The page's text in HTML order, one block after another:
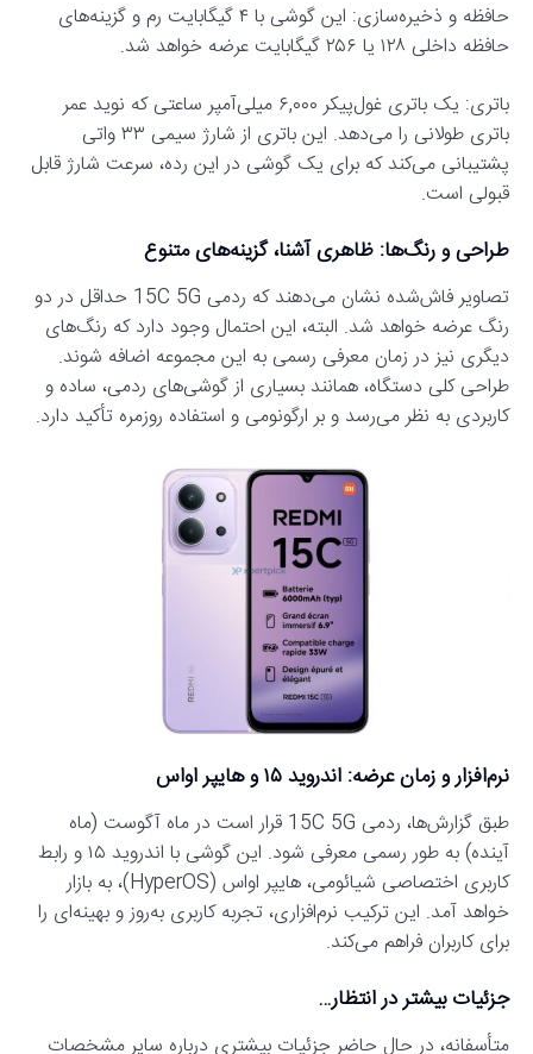
حافظه و ذخیره‌سازی: این گوشی با ۴ گیگابایت رم و گزینه‌های
حافظه داخلی ۱۲۸ یا ۲۵۶ گیگابایت عرضه خواهد شد.
باتری: یک باتری غول‌پیکر ۶,۰۰۰ میلی‌آمپر ساعتی که نوید عمر
باتری طولانی را می‌دهد. این باتری از شارژ سیمی ۳۳ واتی
پشتیبانی می‌کند که برای یک گوشی در این رده، سرعت شارژ قابل
قبولی است.
طراحی و رنگ‌ها: ظاهری آشنا، گزینه‌های متنوع
تصاویر فاش‌شده نشان می‌دهند که ردمی 15C 5G حداقل در دو
رنگ عرضه خواهد شد. البته، این احتمال وجود دارد که رنگ‌های
دیگری نیز در زمان معرفی رسمی به این مجموعه اضافه شوند.
طراحی کلی دستگاه، همانند بسیاری از گوشی‌های ردمی، ساده و
کاربردی به نظر می‌رسد و بر ارگونومی و استفاده روزمره تأکید دارد.
نرم‌افزار و زمان عرضه: اندروید ۱۵ و هایپر او‌اس
طبق گزارش‌ها، ردمی 15C 5G قرار است در ماه آگوست (ماه
آینده) به طور رسمی معرفی شود. این گوشی با اندروید ۱۵ و رابط
کاربری اختصاصی شیائومی، هایپر او‌اس (HyperOS)، به بازار
خواهد آمد. این ترکیب نرم‌افزاری، تجربه کاربری به‌روز و بهینه‌ای را
برای کاربران فراهم می‌کند.
جزئیات بیشتر در انتظار…
متأسفانه، در حال حاضر جزئیات بیشتری درباره سایر مشخصات